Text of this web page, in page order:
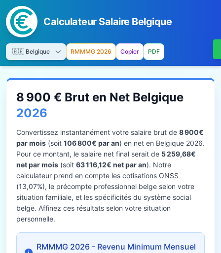
Calculateur Salaire Belgique
RMMMG 2026 Copier PDF
8 900 € Brut en Net Belgique
2026
Convertissez instantanément votre salaire brut de 8 900€
par mois (soit 106 800€ par an) en net en Belgique 2026.
Pour ce montant, le salaire net final serait de 5 259,68€
net par mois (soit 63 116,12€ net par an). Notre
calculateur prend en compte les cotisations ONSS
(13,07%), le précompte professionnel belge selon votre
situation familiale, et les spécificités du système social
belge. Affinez ces résultats selon votre situation
personnelle.
RMMMG 2026 - Revenu Minimum Mensuel